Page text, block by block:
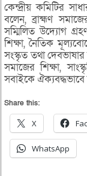
কেন্দ্রীয় কমিটির
বলেন, ব্রাহ্মণ
সম্মিলিত উদ্যোগ
শিক্ষা, নৈতিক
সংস্কৃত তথা
সমাজের শিক্ষা,
সবাইকে
Share this:
X
WhatsApp